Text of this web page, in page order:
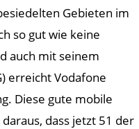
Gebieten im
so gut wie keine
auch mit seinem
erreicht Vodafone
Diese gute mobile
dass jetzt 51 der